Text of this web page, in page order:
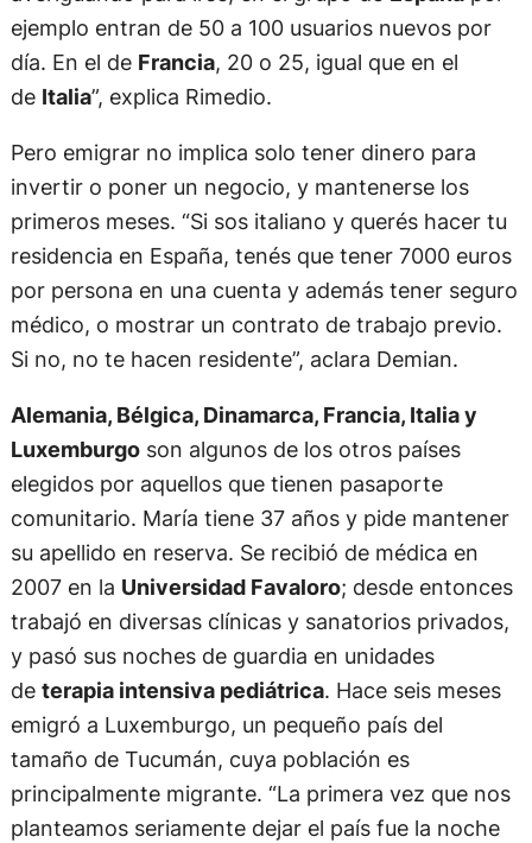
ejemplo entran de 50 a 100 usuarios nuevos por
día. En el de Francia, 20 o 25, igual que en el
de Italia”, explica Rimedio.
Pero emigrar no implica solo tener dinero para
invertir o poner un negocio, y mantenerse los
primeros meses. “Si sos italiano y querés hacer tu
residencia en España, tenés que tener 7000 euros
por persona en una cuenta y además tener seguro
médico, o mostrar un contrato de trabajo previo.
Si no, no te hacen residente”, aclara Demian.
Alemania, Bélgica, Dinamarca, Francia, Italia y
Luxemburgoson algunos de los otros países
elegidos por aquellos que tienen pasaporte
comunitario. María tiene 37 años y pide mantener
su apellido en reserva. Se recibió de médica en
2007 en la Universidad Favaloro; desde entonces
trabajó en diversas clínicas y sanatorios privados,
y pasó sus noches de guardia en unidades
de terapia intensiva pediátrica. Hace seis meses
emigró a Luxemburgo, un pequeño país del
tamaño de Tucumán, cuya población es
principalmente migrante. “La primera vez que nos
planteamos seriamente dejar el país fue la noche